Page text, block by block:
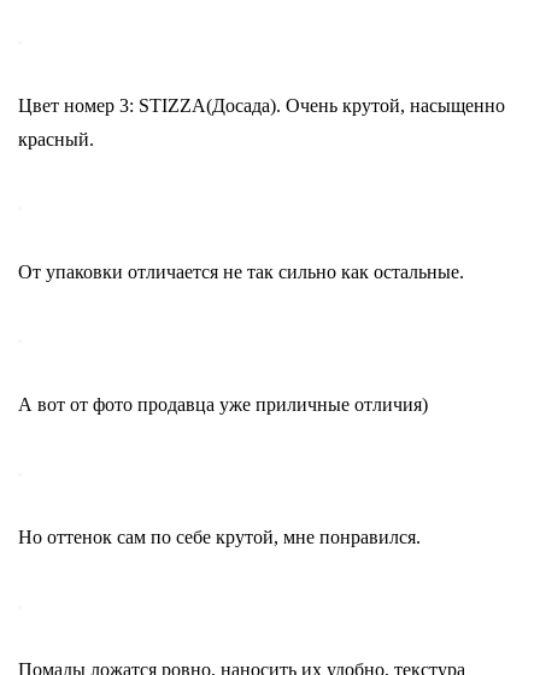
Цвет номер 3: STIZZA(Досада). Очень крутой, насыщенно
красный.
От упаковки отличается не так сильно как остальные.
А вот от фото продавца уже приличные отличия)
Но оттенок сам по себе крутой, мне понравился.
Помады ложатся ровно, наносить их удобно, текстура